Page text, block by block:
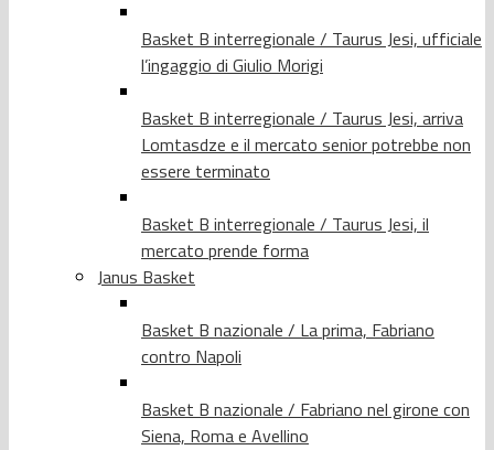
Basket B interregionale / Taurus Jesi, ufficiale
l’ingaggio di Giulio Morigi
Basket B interregionale / Taurus Jesi, arriva
Lomtasdze e il mercato senior potrebbe non
essere terminato
Basket B interregionale / Taurus Jesi, il
mercato prende forma
Janus Basket
Basket B nazionale / La prima, Fabriano
contro Napoli
Basket B nazionale / Fabriano nel girone con
Siena, Roma e Avellino